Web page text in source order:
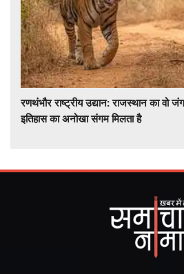
रणथंभौर राष्ट्रीय उद्यान: राजस्थान का वो
इतिहास का अनोखा संगम मिलता है